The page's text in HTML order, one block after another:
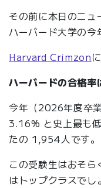
その前に本日のニュ
ハーバード大学の今
Harvard Crimzon
ハーバードの合格
今年（2026年度卒
3.16% と史上最も
たの 1,954人です。
この受験生はおそ
はトップクラスでし